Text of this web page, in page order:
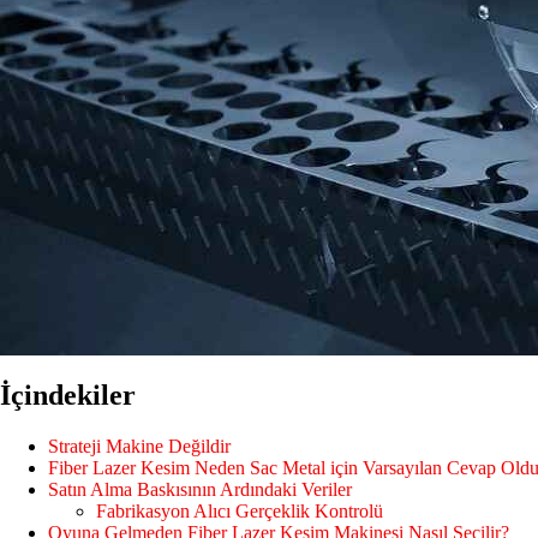
İçindekiler
Strateji Makine Değildir
Fiber Lazer Kesim Neden Sac Metal için Varsayılan Cevap
Satın Alma Baskısının Ardındaki Veriler
Fabrikasyon Alıcı Gerçeklik Kontrolü
Oyuna Gelmeden Fiber Lazer Kesim Makinesi Nasıl Seçilir?